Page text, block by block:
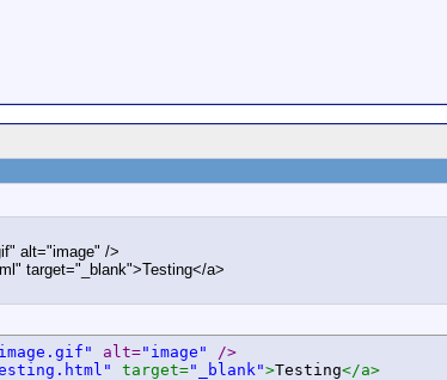
alt="image" />
target="_blank">Testing</a>
alt="image"
/>
target="_blank">Testing</a>